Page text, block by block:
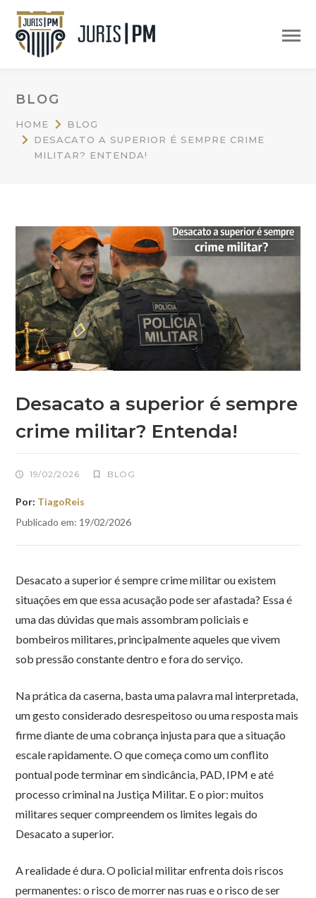
BLOG
HOME
BLOG
DESACATO A SUPERIOR É SEMPRE CRIME
MILITAR? ENTENDA!
Desacato a superior é sempre
crime militar? Entenda!
19/02/2026 BLOG
Por: TiagoReis
Publicado em: 19/02/2026
Desacato a superior é sempre crime militar ou existem
situações em que essa acusação pode ser afastada? Essa é
uma das dúvidas que mais assombram policiais e
bombeiros militares, principalmente aqueles que vivem
sob pressão constante dentro e fora do serviço.
Na prática da caserna, basta uma palavra mal interpretada,
um gesto considerado desrespeitoso ou uma resposta mais
firme diante de uma cobrança injusta para que a situação
escale rapidamente. O que começa como um conflito
pontual pode terminar em sindicância, PAD, IPM e até
processo criminal na Justiça Militar. E o pior: muitos
militares sequer compreendem os limites legais do
Desacato a superior.
A realidade é dura. O policial militar enfrenta dois riscos
permanentes: o risco de morrer nas ruas e o risco de ser